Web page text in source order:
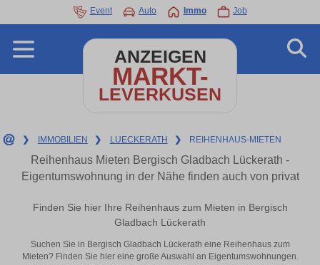
Event Auto Immo Job
ANZEIGEN
MARKT-
LEVERKUSEN
❯ IMMOBILIEN ❯ LUECKERATH ❯ REIHENHAUS-MIETEN
Reihenhaus Mieten Bergisch Gladbach Lückerath -
Eigentumswohnung in der Nähe finden auch von privat
Finden Sie hier Ihre Reihenhaus zum Mieten in Bergisch
Gladbach Lückerath
Suchen Sie in Bergisch Gladbach Lückerath eine Reihenhaus zum
Mieten? Finden Sie hier eine große Auswahl an Eigentumswohnungen.